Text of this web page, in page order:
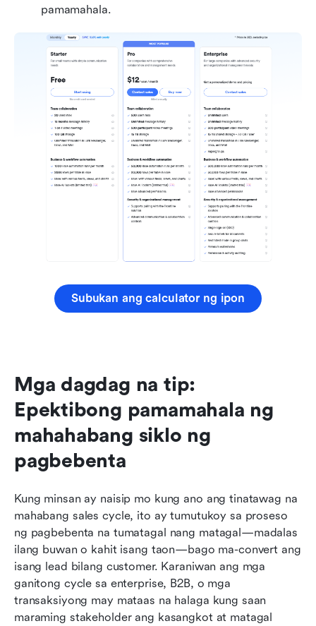
pamamahala.
Subukan ang calculator ng ipon
Mga dagdag na tip:
Epektibong pamamahala ng
mahahabang siklo ng
pagbebenta
Kung minsan ay naisip mo kung ano ang tinatawag na
mahabang sales cycle, ito ay tumutukoy sa proseso
ng pagbebenta na tumatagal nang matagal—madalas
ilang buwan o kahit isang taon—bago ma-convert ang
isang lead bilang customer. Karaniwan ang mga
ganitong cycle sa enterprise, B2B, o mga
transaksiyong may mataas na halaga kung saan
maraming stakeholder ang kasangkot at matagal